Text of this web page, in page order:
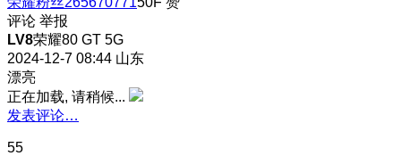
评论 举报
LV8荣耀80 GT 5G
2024-12-7 08:44 山东
漂亮
正在加载, 请稍候...
发表评论…
55